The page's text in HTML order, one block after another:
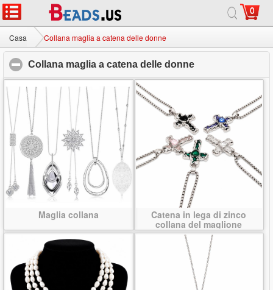
0
Casa Collana maglia a catena delle donne
Collana maglia a catena delle donne
Maglia collana
Catena in lega di zinco
collana del maglione
Casa| Circa |Contattaci
© 2026 Via Lattea Jewelry Ltd. Tutti i diritti riservati.